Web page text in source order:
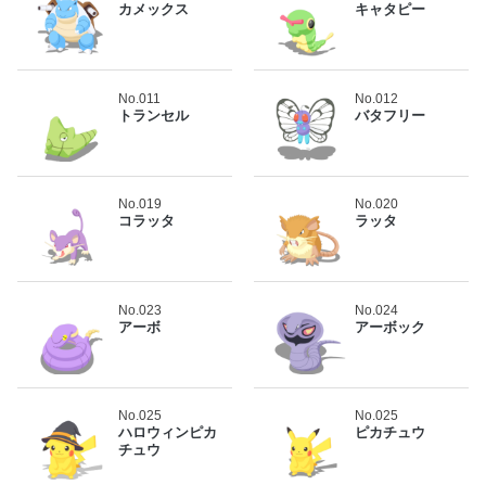
カメックス キャタピー
No.011
トランセル
No.012
バタフリー
No.019
コラッタ
No.020
ラッタ
No.023
アーボ
No.024
アーボック
No.025
ハロウィンピカ
チュウ
No.025
ピカチュウ